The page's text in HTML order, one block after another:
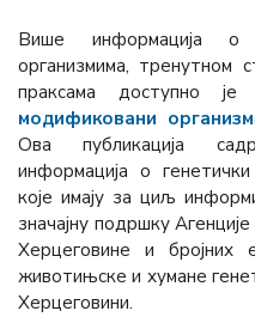
Више информација о
организмима, тренутном
праксама доступно
модификовани
Ова публикација
информација о
које имају за циљ
значајну подршку
Херцеговине и бројних
животињске и хумане
Херцеговини.